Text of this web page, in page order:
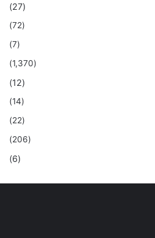
(27)
(72)
(7)
(1,370)
(12)
(14)
(22)
(206)
(6)